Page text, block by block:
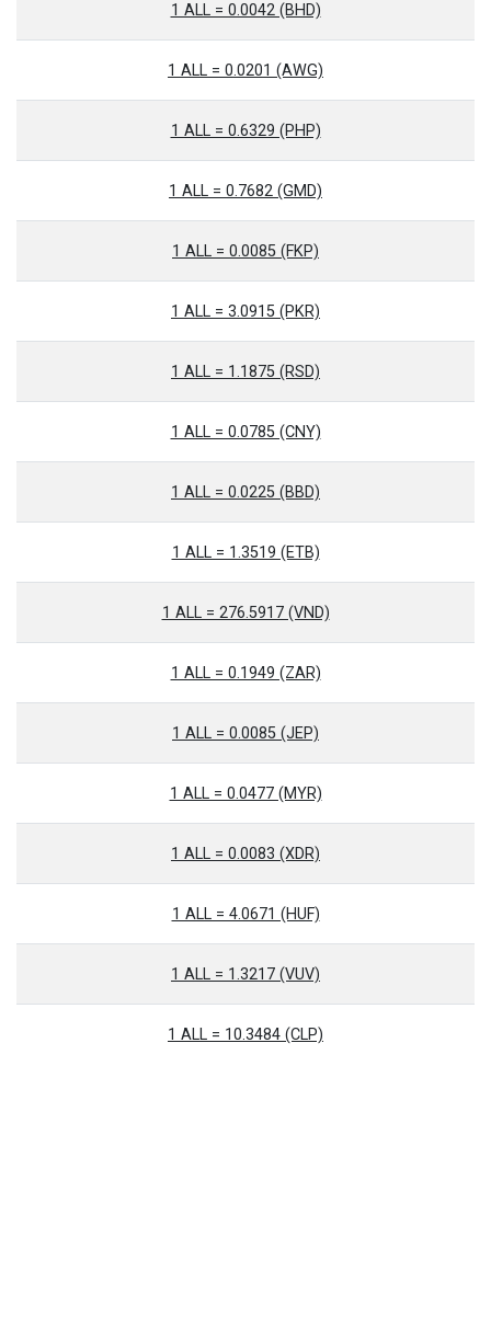
1 ALL = 0.0042 (BHD)
1 ALL = 0.0201 (AWG)
1 ALL = 0.6329 (PHP)
1 ALL = 0.7682 (GMD)
1 ALL = 0.0085 (FKP)
1 ALL = 3.0915 (PKR)
1 ALL = 1.1875 (RSD)
1 ALL = 0.0785 (CNY)
1 ALL = 0.0225 (BBD)
1 ALL = 1.3519 (ETB)
1 ALL = 276.5917 (VND)
1 ALL = 0.1949 (ZAR)
1 ALL = 0.0085 (JEP)
1 ALL = 0.0477 (MYR)
1 ALL = 0.0083 (XDR)
1 ALL = 4.0671 (HUF)
1 ALL = 1.3217 (VUV)
1 ALL = 10.3484 (CLP)